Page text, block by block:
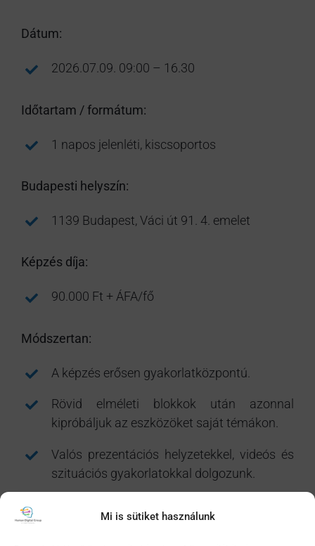
Mi is sütiket használunk
Dátum:
2026.07.09. 09:00 – 16.30
Időtartam / formátum:
1 napos jelenléti, kiscsoportos
Budapesti helyszín:
1139 Budapest, Váci út 91. 4. emelet
Képzés díja:
90.000 Ft + ÁFA/fő
Módszertan:
A képzés erősen gyakorlatközpontú.
Rövid elméleti blokkok után azonnal
kipróbáljuk az eszközöket saját témákon.
Valós prezentációs helyzetekkel, videós és
szituációs gyakorlatokkal dolgozunk.
előadói működésükről és fejlődési